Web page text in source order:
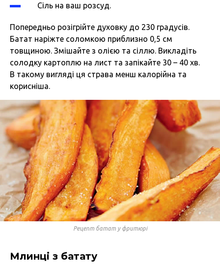
Сіль на ваш розсуд.
Попередньо розігрійте духовку до 230 градусів.
Батат наріжте соломкою приблизно 0,5 см
товщиною. Змішайте з олією та сіллю. Викладіть
солодку картоплю на лист та запікайте 30 – 40 хв.
В такому вигляді ця страва менш калорійна та
корисніша.
Рецепт батат у фритюрі
Млинці з батату